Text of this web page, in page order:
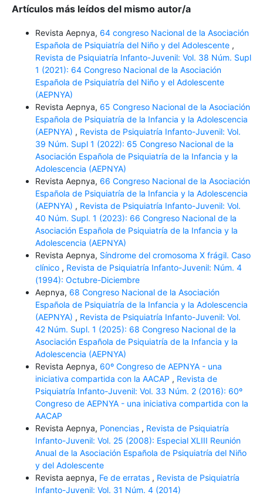
Artículos más leídos del mismo autor/a
Revista Aepnya, 64 congreso Nacional de la Asociación
Española de Psiquiatría del Niño y del Adolescente ,
Revista de Psiquiatría Infanto-Juvenil: Vol. 38 Núm. Supl
1 (2021): 64 Congreso Nacional de la Asociación
Española de Psiquiatría del Niño y el Adolescente
(AEPNYA)
Revista Aepnya, 65 Congreso Nacional de la Asociación
Española de Psiquiatría de la Infancia y la Adolescencia
(AEPNYA) , Revista de Psiquiatría Infanto-Juvenil: Vol.
39 Núm. Supl 1 (2022): 65 Congreso Nacional de la
Asociación Española de Psiquiatría de la Infancia y la
Adolescencia (AEPNYA)
Revista Aepnya, 66 Congreso Nacional de la Asociación
Española de Psiquiatría de la Infancia y la Adolescencia
(AEPNYA) , Revista de Psiquiatría Infanto-Juvenil: Vol.
40 Núm. Supl. 1 (2023): 66 Congreso Nacional de la
Asociación Española de Psiquiatría de la Infancia y la
Adolescencia (AEPNYA)
Revista Aepnya, Síndrome del cromosoma X frágil. Caso
clínico , Revista de Psiquiatría Infanto-Juvenil: Núm. 4
(1994): Octubre-Diciembre
Aepnya, 68 Congreso Nacional de la Asociación
Española de Psiquiatría de la Infancia y la Adolescencia
(AEPNYA) , Revista de Psiquiatría Infanto-Juvenil: Vol.
42 Núm. Supl. 1 (2025): 68 Congreso Nacional de la
Asociación Española de Psiquiatría de la Infancia y la
Adolescencia (AEPNYA)
Revista Aepnya, 60º Congreso de AEPNYA - una
iniciativa compartida con la AACAP , Revista de
Psiquiatría Infanto-Juvenil: Vol. 33 Núm. 2 (2016): 60º
Congreso de AEPNYA - una iniciativa compartida con la
AACAP
Revista Aepnya, Ponencias , Revista de Psiquiatría
Infanto-Juvenil: Vol. 25 (2008): Especial XLIII Reunión
Anual de la Asociación Española de Psiquiatría del Niño
y del Adolescente
Revista aepnya, Fe de erratas , Revista de Psiquiatría
Infanto-Juvenil: Vol. 31 Núm. 4 (2014)